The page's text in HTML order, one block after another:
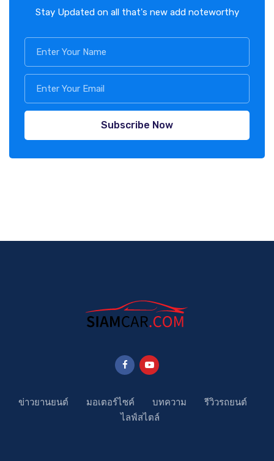
Stay Updated on all that's new add noteworthy
Subscribe Now
ข่าวยานยนต์ มอเตอร์ไซค์ บทความ
รีวิวรถยนต์
ไลฟ์สไตล์